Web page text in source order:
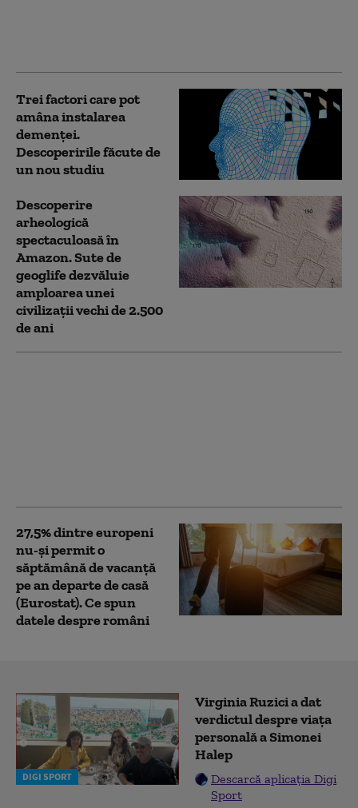
Trei factori care pot
amâna instalarea
demenţei.
Descoperirile făcute de
un nou studiu
Descoperire
arheologică
spectaculoasă în
Amazon. Sute de
geoglife dezvăluie
amploarea unei
civilizații vechi de 2.500
de ani
27,5% dintre europeni
nu-şi permit o
săptămână de vacanţă
pe an departe de casă
(Eurostat). Ce spun
datele despre români
DIGI SPORT
Virginia Ruzici a dat
verdictul despre viața
personală a Simonei
Halep
Descarcă aplicația Digi
Sport